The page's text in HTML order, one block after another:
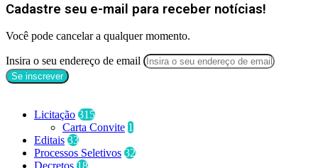
Cadastre seu e-mail para receber notícias!
Você pode cancelar a qualquer momento.
Insira o seu endereço de email
Licitação 315
Carta Convite 1
Editais 33
Processos Seletivos 32